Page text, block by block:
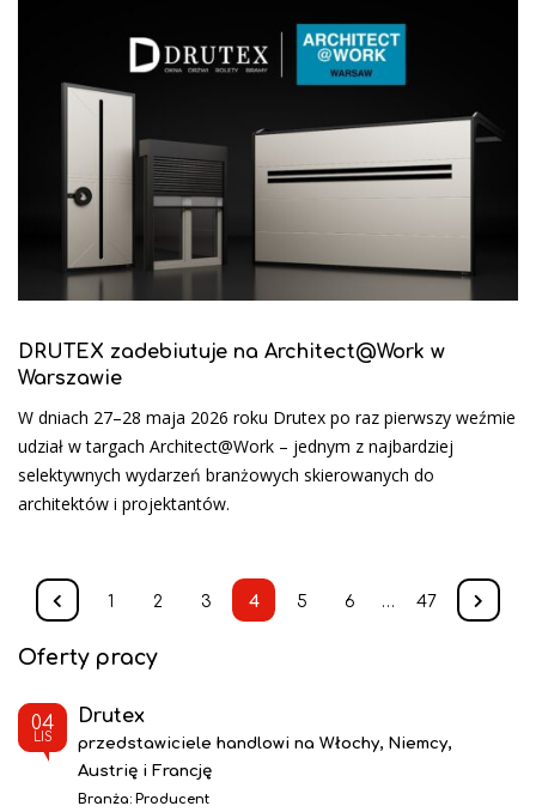
DRUTEX zadebiutuje na Architect@Work w
Warszawie
W dniach 27–28 maja 2026 roku Drutex po raz pierwszy weźmie
udział w targach Architect@Work – jednym z najbardziej
selektywnych wydarzeń branżowych skierowanych do
architektów i projektantów.
1 2 3 4 5 6 … 47
Oferty pracy
04
LIS
Drutex
przedstawiciele handlowi na Włochy, Niemcy,
Austrię i Francję
Branża: Producent